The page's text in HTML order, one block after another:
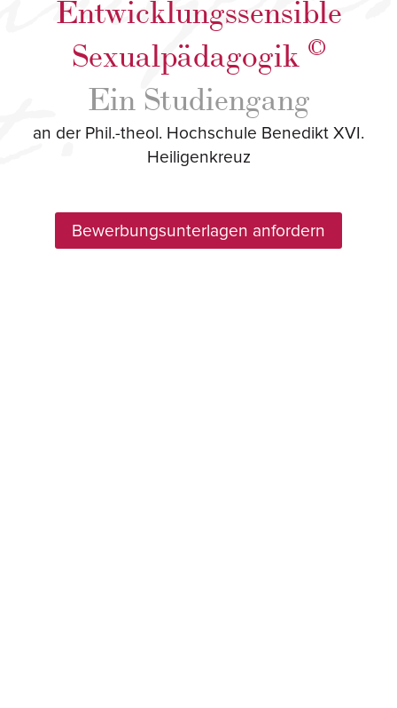
Entwicklungssensible
Sexualpädagogik ©
Ein Studiengang
an der Phil.-theol. Hochschule Benedikt XVI.
Heiligenkreuz
Bewerbungsunterlagen anfordern